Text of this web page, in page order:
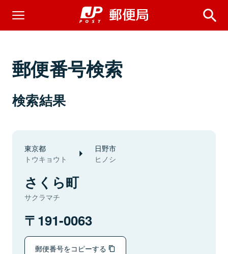
郵便番号検索
検索結果
東京都
トウキョウト
日野市
ヒノシ
さくら町
サクラマチ
191-0063
郵便番号をコピーする